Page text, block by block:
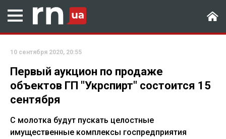
10 сентября 2020, 20:55
Первый аукцион по продаже
объектов ГП "Укрспирт" состоится 15
сентября
С молотка будут пускать целостные
имущественные комплексы госпредприятия